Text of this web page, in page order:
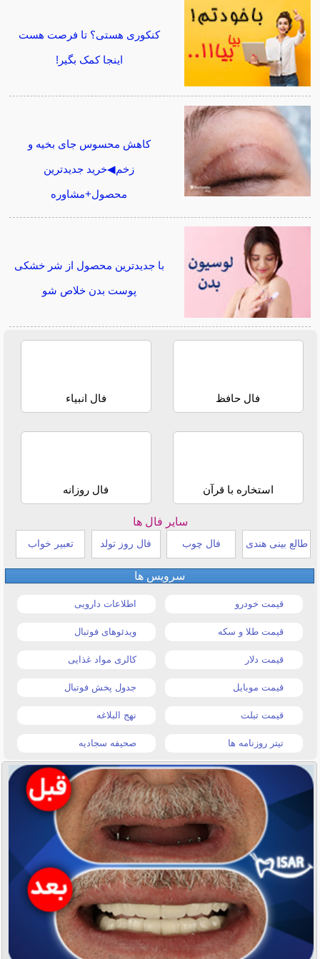
کنکوری هستی؟ تا فرصت هست
اینجا کمک بگیر!
کاهش محسوس جای بخیه و
زخم◀خرید جدیدترین
محصول+مشاوره
با جدیدترین محصول از شر خشکی
پوست بدن خلاص شو
فال حافظ فال انبیاء
استخاره با قرآن فال روزانه
سایر فال ها
طالع بینی هندی فال چوب فال روز تولد تعبیر خواب
سرویس ها
قیمت خودرو اطلاعات دارویی
قیمت طلا و سکه ویدئوهای فوتبال
قیمت دلار کالری مواد غذایی
قیمت موبایل جدول پخش فوتبال
قیمت تبلت نهج البلاغه
تیتر روزنامه ها صحیفه سجادیه